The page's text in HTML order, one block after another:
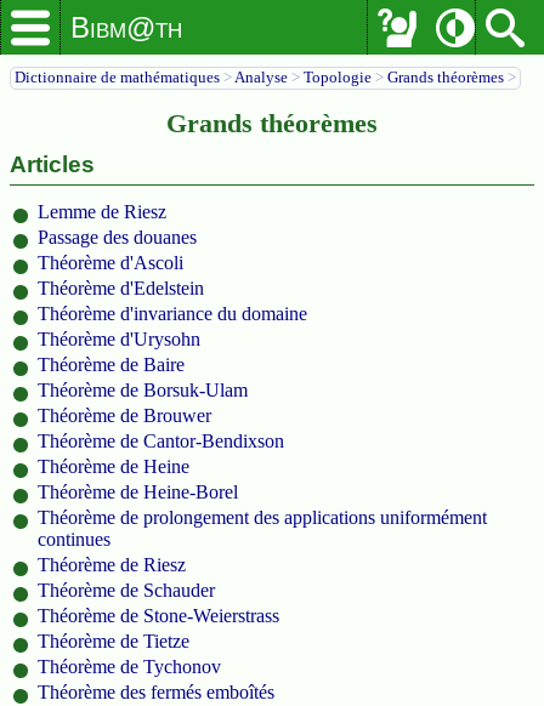
Bibm@th
Dictionnaire de mathématiques >Analyse > Topologie > Grands théorèmes >
Grands théorèmes
Articles
Lemme de Riesz
Passage des douanes
Théorème d'Ascoli
Théorème d'Edelstein
Théorème d'invariance du domaine
Théorème d'Urysohn
Théorème de Baire
Théorème de Borsuk-Ulam
Théorème de Brouwer
Théorème de Cantor-Bendixson
Théorème de Heine
Théorème de Heine-Borel
Théorème de prolongement des applications uniformément
continues
Théorème de Riesz
Théorème de Schauder
Théorème de Stone-Weierstrass
Théorème de Tietze
Théorème de Tychonov
Théorème des fermés emboîtés